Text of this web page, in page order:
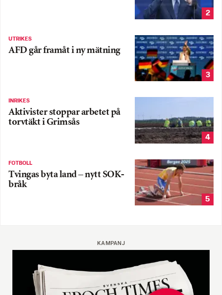
2
UTRIKES
AFD går framåt i ny mätning
3
INRIKES
Aktivister stoppar arbetet på
torvtäkt i Grimsås
4
FOTBOLL
Tvingas byta land – nytt SOK-
bråk
5
KAMPANJ